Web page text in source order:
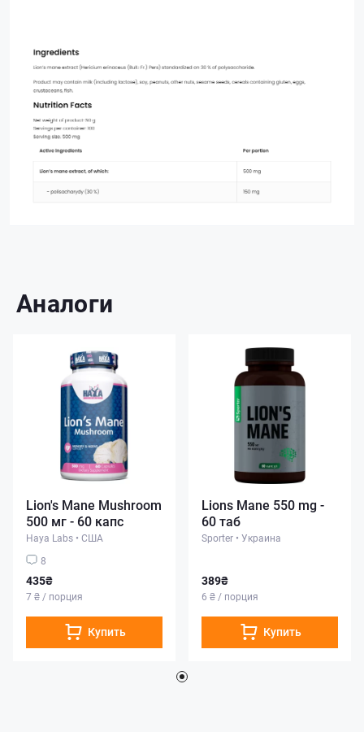
Аналоги
Lion's Mane Mushroom
500 мг - 60 капс
Haya Labs • США
8
435₴
7 ₴ / порция
Купить
Lions Mane 550 mg -
60 таб
Sporter • Украина
389₴
6 ₴ / порция
Купить